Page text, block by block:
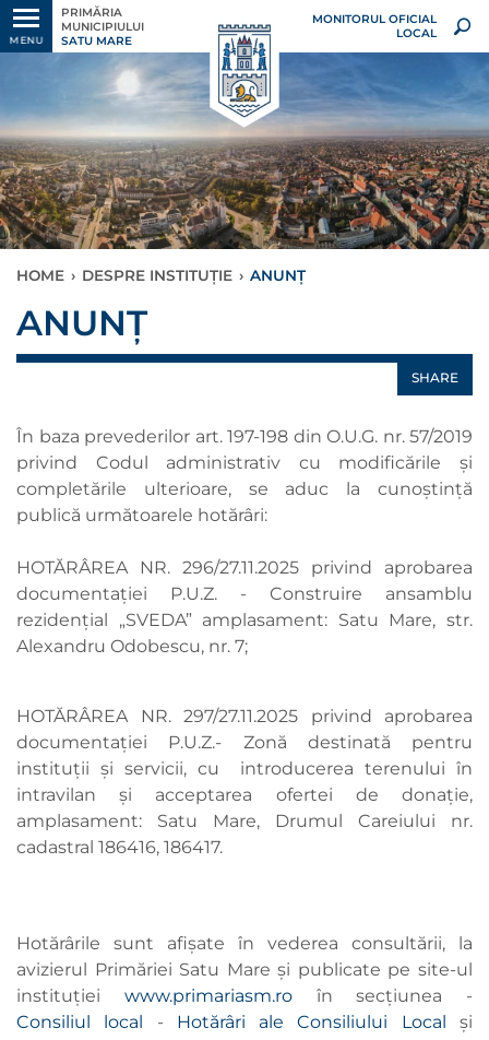
MENU
PRIMĂRIA
MUNICIPIULUI
SATU MARE
MONITORUL OFICIAL
LOCAL
HOME › DESPRE INSTITUȚIE › ANUNȚ
ANUNȚ
SHARE
În baza prevederilor art. 197-198 din O.U.G. nr. 57/2019
privind Codul administrativ cu modificările și
completările ulterioare, se aduc la cunoştinţă
publică următoarele hotărâri:
HOTĂRÂREA NR. 296/27.11.2025 privind aprobarea
documentației P.U.Z. - Construire ansamblu
rezidențial „SVEDA” amplasament: Satu Mare, str.
Alexandru Odobescu, nr. 7;
HOTĂRÂREA NR. 297/27.11.2025 privind aprobarea
documentației P.U.Z.- Zonă destinată pentru
instituţii şi servicii, cu introducerea terenului în
intravilan şi acceptarea ofertei de donaţie,
amplasament: Satu Mare, Drumul Careiului nr.
cadastral 186416, 186417.
Hotărârile sunt afişate în vederea consultării, la
avizierul Primăriei Satu Mare şi publicate pe site-ul
instituţiei www.primariasm.roîn secţiunea -
Consiliul local - Hotărâri ale Consiliului Localși